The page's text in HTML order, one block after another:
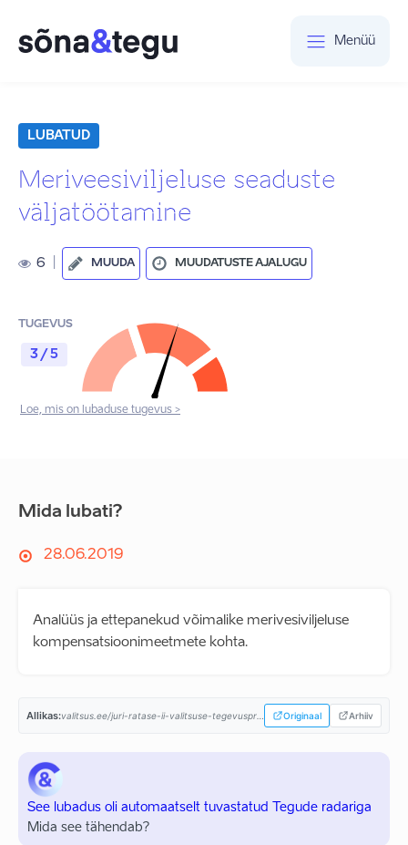
Menüü
LUBATUD
Meriveesiviljeluse seaduste
väljatöötamine
6 MUUDA MUUDATUSTE AJALUGU
TUGEVUS
3 / 5
Loe, mis on lubaduse tugevus >
Mida lubati?
28.06.2019
Analüüs ja ettepanekud võimalike merivesiviljeluse
kompensatsioonimeetmete kohta.
Allikas: Originaal Arhiiv
See lubadus oli automaatselt tuvastatud Tegude radariga
Mida see tähendab?